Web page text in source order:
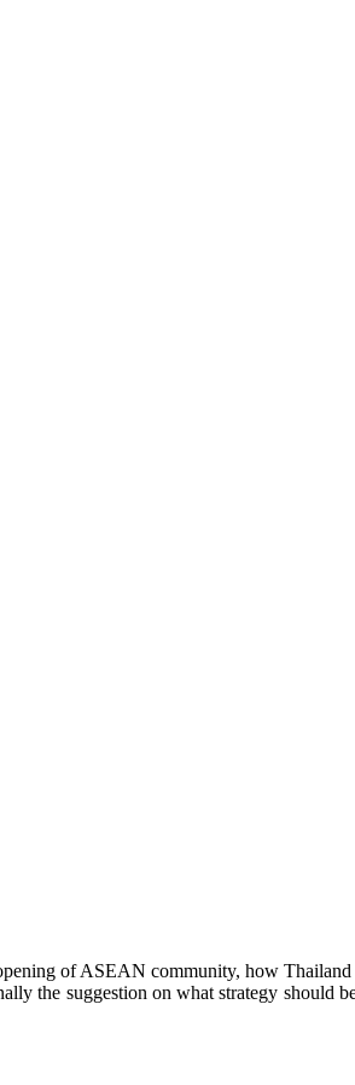
of ASEAN community, how Thailand
the suggestion on what strategy should